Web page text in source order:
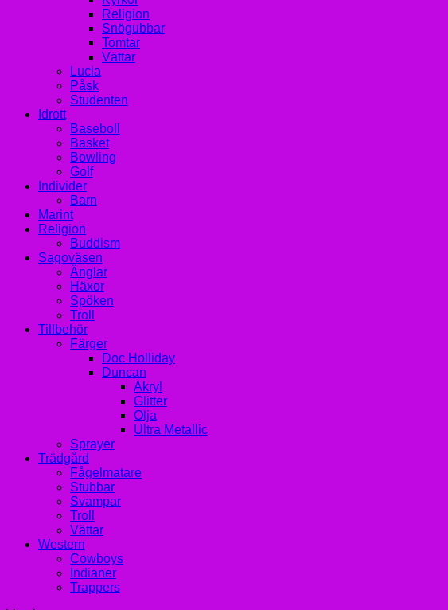
Religion
Snögubbar
Tomtar
Vättar
Lucia
Påsk
Studenten
Idrott
Baseboll
Basket
Bowling
Golf
Individer
Barn
Marint
Religion
Buddism
Sagoväsen
Änglar
Häxor
Spöken
Troll
Tillbehör
Färger
Doc Holliday
Duncan
Akryl
Glitter
Olja
Ultra Metallic
Sprayer
Trädgård
Fågelmatare
Stubbar
Svampar
Troll
Vättar
Western
Cowboys
Indianer
Trappers